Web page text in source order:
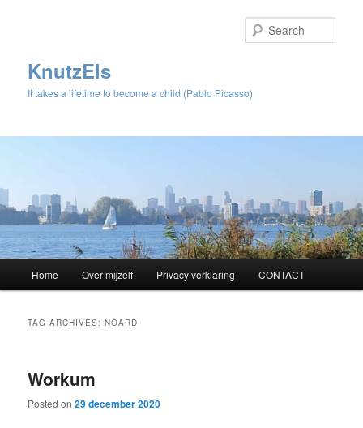
KnutzEls
It takes a lifetime to become a child (Pablo Picasso)
Skip
content
Skip
content
Home Over mijzelf Privacy verklaring CONTACT
TAG ARCHIVES:NOARD
Workum
Posted on29 december 2020